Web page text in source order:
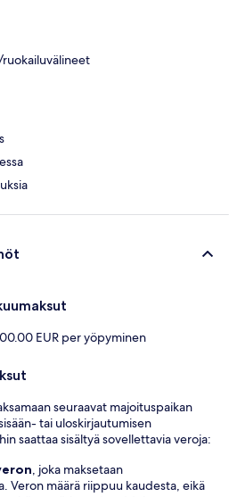
EUR per yöpyminen
seuraavat majoituspaikan
tai uloskirjautumisen
saattaa sisältyä sovellettavia veroja:
, joka maksetaan
Veron määrä riippuu kaudesta, eikä